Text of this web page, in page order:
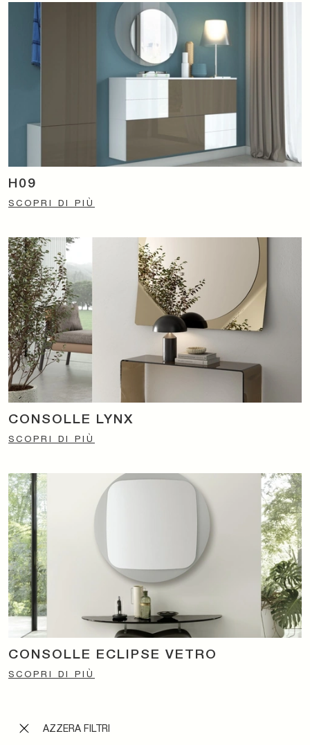
AZZERA FILTRI
H09
SCOPRI DI PIÙ
CONSOLLE LYNX
SCOPRI DI PIÙ
CONSOLLE ECLIPSE VETRO
SCOPRI DI PIÙ